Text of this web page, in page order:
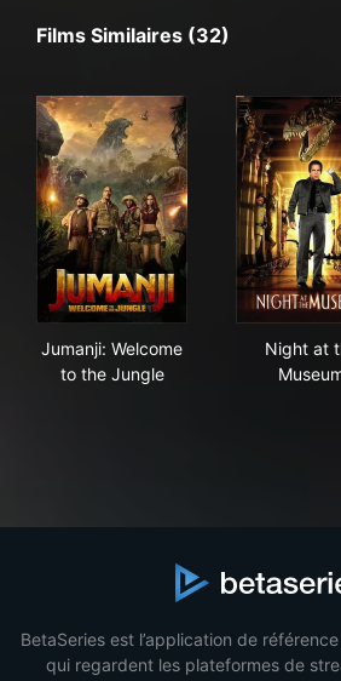
Films Similaires (32)
Jumanji: Welcome
to the Jungle
Night at
BetaSeries est l’application de
qui regardent les plateformes de